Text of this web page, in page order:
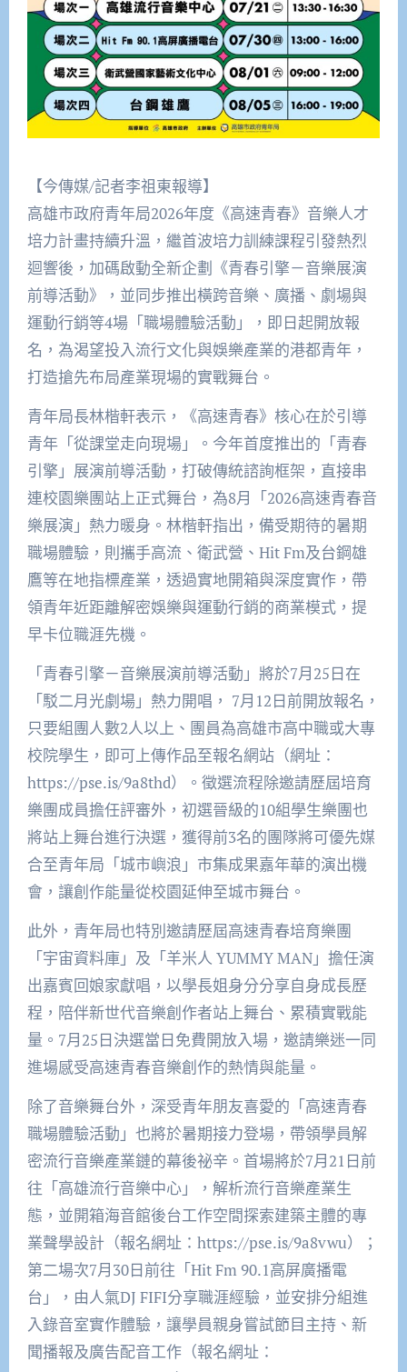
【今傳媒/記者李祖東報導】
高雄市政府青年局2026年度《高速青春》音樂人才
培力計畫持續升溫，繼首波培力訓練課程引發熱烈
迴響後，加碼啟動全新企劃《青春引擎－音樂展演
前導活動》，並同步推出橫跨音樂、廣播、劇場與
運動行銷等4場「職場體驗活動」，即日起開放報
名，為渴望投入流行文化與娛樂產業的港都青年，
打造搶先布局產業現場的實戰舞台。
青年局長林楷軒表示，《高速青春》核心在於引導
青年「從課堂走向現場」。今年首度推出的「青春
引擎」展演前導活動，打破傳統諮詢框架，直接串
連校園樂團站上正式舞台，為8月「2026高速青春音
樂展演」熱力暖身。林楷軒指出，備受期待的暑期
職場體驗，則攜手高流、衛武營、Hit Fm及台鋼雄
鷹等在地指標產業，透過實地開箱與深度實作，帶
領青年近距離解密娛樂與運動行銷的商業模式，提
早卡位職涯先機。
「青春引擎－音樂展演前導活動」將於7月25日在
「駁二月光劇場」熱力開唱， 7月12日前開放報名，
只要組團人數2人以上、團員為高雄市高中職或大專
校院學生，即可上傳作品至報名網站（網址：
https://pse.is/9a8thd）。徵選流程除邀請歷屆培育
樂團成員擔任評審外，初選晉級的10組學生樂團也
將站上舞台進行決選，獲得前3名的團隊將可優先媒
合至青年局「城市嶼浪」市集成果嘉年華的演出機
會，讓創作能量從校園延伸至城市舞台。
此外，青年局也特別邀請歷屆高速青春培育樂團
「宇宙資料庫」及「羊米人 YUMMY MAN」擔任演
出嘉賓回娘家獻唱，以學長姐身分分享自身成長歷
程，陪伴新世代音樂創作者站上舞台、累積實戰能
量。7月25日決選當日免費開放入場，邀請樂迷一同
進場感受高速青春音樂創作的熱情與能量。
除了音樂舞台外，深受青年朋友喜愛的「高速青春
職場體驗活動」也將於暑期接力登場，帶領學員解
密流行音樂產業鏈的幕後祕辛。首場將於7月21日前
往「高雄流行音樂中心」，解析流行音樂產業生
態，並開箱海音館後台工作空間探索建築主體的專
業聲學設計（報名網址：https://pse.is/9a8vwu）；
第二場次7月30日前往「Hit Fm 90.1高屏廣播電
台」，由人氣DJ FIFI分享職涯經驗，並安排分組進
入錄音室實作體驗，讓學員親身嘗試節目主持、新
聞播報及廣告配音工作（報名網址：